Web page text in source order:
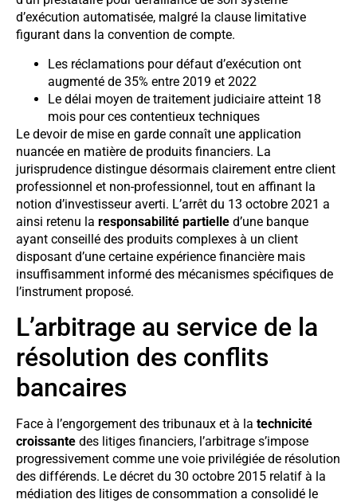
d’exécution automatisée, malgré la clause limitative
figurant dans la convention de compte.
Les réclamations pour défaut d’exécution ont
augmenté de 35% entre 2019 et 2022
Le délai moyen de traitement judiciaire atteint 18
mois pour ces contentieux techniques
Le devoir de mise en garde connaît une application
nuancée en matière de produits financiers. La
jurisprudence distingue désormais clairement entre client
professionnel et non-professionnel, tout en affinant la
notion d’investisseur averti. L’arrêt du 13 octobre 2021 a
ainsi retenu la responsabilité partielle d’une banque
ayant conseillé des produits complexes à un client
disposant d’une certaine expérience financière mais
insuffisamment informé des mécanismes spécifiques de
l’instrument proposé.
L’arbitrage au service de la
résolution des conflits
bancaires
Face à l’engorgement des tribunaux et à la technicité
croissante des litiges financiers, l’arbitrage s’impose
progressivement comme une voie privilégiée de résolution
des différends. Le décret du 30 octobre 2015 relatif à la
médiation des litiges de consommation a consolidé le